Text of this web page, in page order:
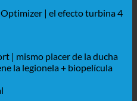
| el efecto turbina 4
| mismo placer de la ducha
la legionela + biopelícula